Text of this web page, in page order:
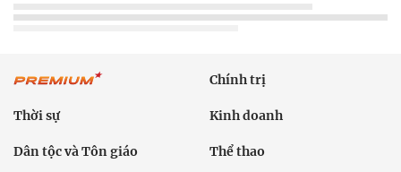
Chính trị
Thời sự Kinh doanh
Dân tộc và Tôn giáo Thể thao